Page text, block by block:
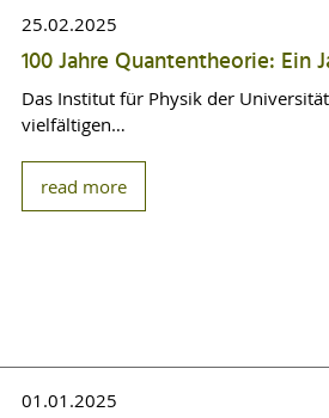
25.02.2025
100 Jahre Quantentheorie: Ein
Das Institut für Physik der
vielfältigen…
read more
01.01.2025